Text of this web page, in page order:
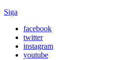
Siga
facebook
twitter
instagram
youtube